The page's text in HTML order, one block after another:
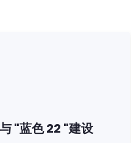
"蓝色 22 "建设